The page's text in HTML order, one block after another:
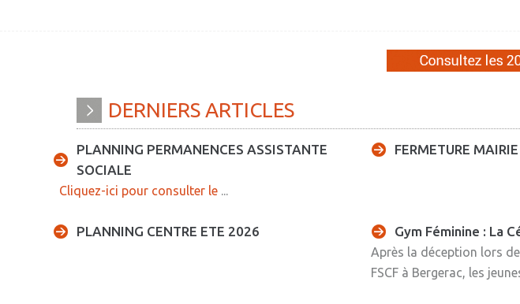
DERNIERS ARTICLES
PLANNING PERMANENCES ASSISTANTE
SOCIALE
Cliquez-ici pour consulter le ...
FERMETURE MAIRIE
PLANNING CENTRE ETE 2026 Gym Féminine : La
Après la déception lors
FSCF à Bergerac, les